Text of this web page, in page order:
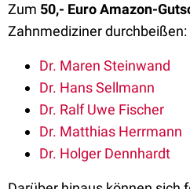
Zum 50,- Euro Amazon-
Zahnmediziner durchbeißen:
Dr. Maren Steinwand
Dr. Hans Sellmann
Dr. Ralf Uwe Fischer
Dr. Matthias Herrmann
Dr. Holger Dennhardt